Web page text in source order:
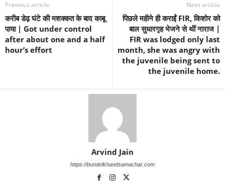
Previous article
करीब डेढ़ घंटे की मशक्कत के बाद काबू
पाया | Got under control
after about one and a half
hour’s effort
Next article
पिछले महीने ही कराईं FIR, किशोर को
बाल सुधारगृह भेजने से थीं नाराज |
FIR was lodged only last
month, she was angry with
the juvenile being sent to
the juvenile home.
Arvind Jain
https://bundelkhandsamachar.com